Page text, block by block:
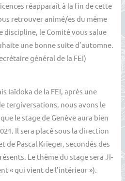
réapparaît à la fin de cette
retrouver animé/es du même
le Comité vous salue
une bonne suite d’automne.
général de la FEI)
Iaïdoka de la FEI, après une
tergiversations, nous avons le
le stage de Genève aura bien
Il sera placé sous la direction
de Pascal Krieger, secondés des
Le thème du stage sera JI-
« qui vient de l’intérieur »).